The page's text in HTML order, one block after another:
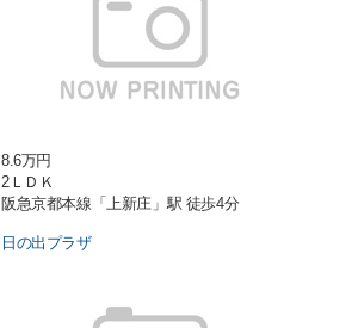
8.6万円
2ＬＤＫ
阪急京都本線「上新庄」駅 徒歩4分
日の出プラザ